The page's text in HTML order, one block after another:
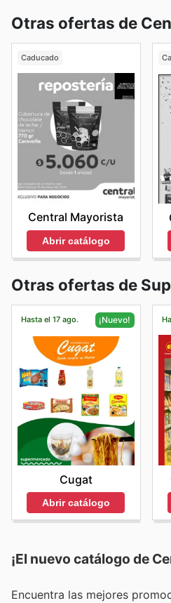
Otras ofertas de
Caducado
Central Mayorista
Abrir catálogo
Otras ofertas de
Hasta el 17 ago. ¡Nuevo!
Cugat
Abrir catálogo
¡El nuevo catálogo de